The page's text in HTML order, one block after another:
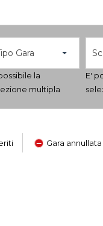
Gara
la
multipla
E'
Gara annullata